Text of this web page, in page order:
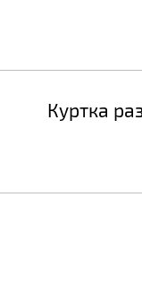
Куртка